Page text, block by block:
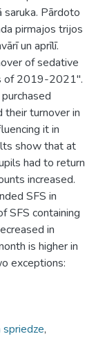
Pārdoto
pirmajos trijos
un aprīlī.
of sedative
of 2019-2021".
their turnover in
it in
show that at
had to return
increased.
SFS in
SFS containing
in
is higher in
exceptions:
spriedze,